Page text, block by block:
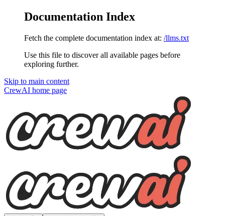
Documentation Index
Fetch the complete documentation index at: /llms.txt
Use this file to discover all available pages before
exploring further.
Skip to main content
CrewAI home page